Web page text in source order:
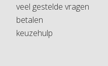
veel gestelde vragen
betalen
keuzehulp